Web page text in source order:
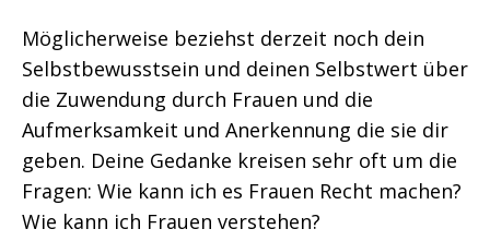
Möglicherweise beziehst derzeit noch dein
Selbstbewusstsein und deinen Selbstwert über
die Zuwendung durch Frauen und die
Aufmerksamkeit und Anerkennung die sie dir
geben. Deine Gedanke kreisen sehr oft um die
Fragen: Wie kann ich es Frauen Recht machen?
Wie kann ich Frauen verstehen?